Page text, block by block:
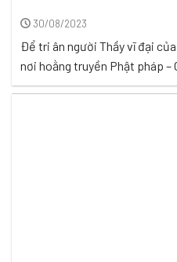
30/08/2023
Để tri ân người Thầy vĩ đại
nơi hoằng truyền Phật pháp
thuận lợi để ngày càng có